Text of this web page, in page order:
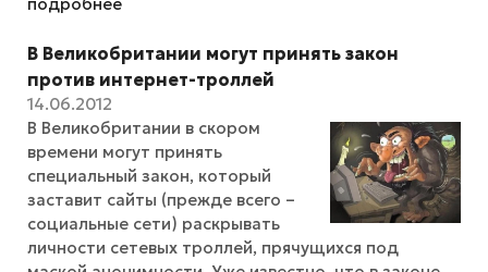
В Великобритании могут принять закон
против интернет-троллей
14.06.2012
В Великобритании в скором
времени могут принять
специальный закон, который
заставит сайты (прежде всего –
социальные сети) раскрывать
личности сетевых троллей, прячущихся под